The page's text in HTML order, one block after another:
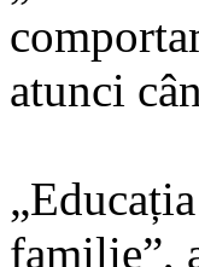
atunci
familie”,